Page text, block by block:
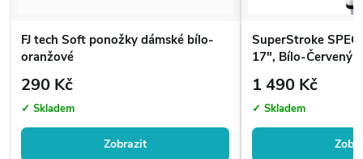
FJ tech Soft ponožky dámské bílo-
oranžové
290 Kč
✓ Skladem
Zobrazit
SuperStroke
17", Bílo-Červený
1 490 Kč
✓ Skladem